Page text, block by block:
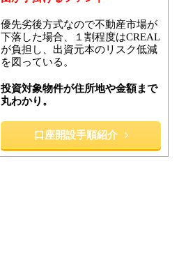
優先劣後方式なので不動産市場が
下落した場合、１割程度はCREAL
が負担し、出資元本のリスク低減
を図っている。
投資対象物件が住所地や金額まで
丸わかり。
口座開設手順紹介